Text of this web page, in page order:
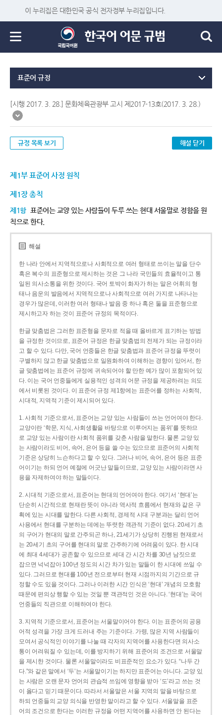
이 누리집은 대한민국 공식 전자정부 누리집입니다.
표준어 규정
[시행 2017. 3. 28.] 문화체육관광부 고시 제2017-13호(2017. 3. 28.)
규정 목록 보기 해설 닫기
제1부 표준어 사정 원칙
제1장 총칙
제1항 표준어는 교양 있는 사람들이 두루 쓰는 현대 서울말로 정함을 원
칙으로 한다.
해설
한 나라 안에서 지역적으로나 사회적으로 여러 형태로 쓰이는 말을 단수
혹은 복수의 표준형으로 제시하는 것은 그 나라 국민들의 효율적이고 통
일된 의사소통을 위한 것이다. 국어 토박이 화자가 하는 말은 어휘의 형
태나 음운의 발음에서 지역적으로나 사회적으로 여러 가지로 나타나는
경우가 많은데, 이러한 여러 형태나 발음 중 하나 혹은 둘을 표준형으로
제시하고자 하는 것이 표준어 규정의 목적이다.
한글 맞춤법은 그러한 표준형을 문자로 적을 때 올바르게 표기하는 방법
을 규정한 것이므로, 표준어 규정은 한글 맞춤법의 전제가 되는 규정이라
고 할 수 있다. 다만, 국어 언중들은 한글 맞춤법과 표준어 규정을 뚜렷이
구별하지 않고 한글 맞춤법으로 일원화하여 이해하는 경향이 있어서, 한
글 맞춤법에는 표준어 규정에 귀속되어야 할 만한 예가 많이 포함되어 있
다. 이는 국어 언중들에게 실용적인 성격의 어문 규정을 제공하려는 의도
에서 비롯된 것이다. 이 표준어 규정 제1항에는 표준어를 정하는 사회적,
시대적, 지역적 기준이 제시되어 있다.
1. 사회적 기준으로서, 표준어는 교양 있는 사람들이 쓰는 언어여야 한다.
교양이란 ‘학문, 지식, 사회생활을 바탕으로 이루어지는 품위’를 뜻하므
로 교양 있는 사람이란 사회적 품위를 갖춘 사람을 말한다. 물론 교양 있
는 사람이라도 비어, 속어, 은어 등을 쓸 수는 있으므로 표준어의 사회적
기준은 상당히 느슨하다고 할 수 있다. 그러나 비어, 속어, 은어 등은 표준
어이기는 하되 언어 예절에 어긋난 말들이므로, 교양 있는 사람이라면 사
용을 자제하여야 하는 말들이다.
2. 시대적 기준으로서, 표준어는 현대의 언어여야 한다. 여기서 ‘현대’는
단순히 시간적으로 현재란 뜻이 아니라 역사적 흐름에서 현재와 같은 구
획에 있는 시대를 말한다. 다른 사회적, 경제적 시대 구분과는 달리 언어
사용에서 현대를 구분하는 데에는 뚜렷한 객관적 기준이 없다. 20세기 초
의 구어가 현대의 말로 간주되곤 하나, 21세기가 상당히 진행된 현재로서
는 20세기 초의 구어를 현대의 말로 간주하기에 어려움이 있다. 한 시대
에 최대 4세대가 공존할 수 있으므로 세대 간 시간 차를 30년 남짓으로
잡으면 넉넉잡아 100년 정도의 시간 차가 있는 말들이 한 시대에 쓰일 수
있다. 그러므로 현대를 100년 전으로부터 현재 시점까지의 기간으로 규
정할 수도 있을 것이다. 그러나 이러한 시간 인식은 ‘현대’ 개념의 모호함
때문에 편의상 행할 수 있는 것일 뿐 객관적인 것은 아니다. ‘현대’는 국어
언중들의 직관으로 이해하여야 한다.
3. 지역적 기준으로서, 표준어는 서울말이어야 한다. 이는 표준어의 공용
어적 성격을 가장 크게 드러내 주는 기준이다. 가령, 많은 지역 사람들이
모여서 공식적인 이야기를 나눌 때 각자의 지역어를 사용한다면 의사소
통이 어려워질 수 있는데, 이를 방지하기 위해 표준어의 조건으로 서울말
을 제시한 것이다. 물론 서울말이라도 비표준적인 요소가 있다. “나두 간
다.”와 같은 말에서 ‘두’는 서울말이기는 하지만 표준어는 아니다. 교양 있
는 사람은 오랜 문자 언어의 관습적 쓰임에 영향을 받아 ‘도’라고 쓰는 것
이 옳다고 믿기 때문이다. 따라서 서울말은 서울 지역의 말을 바탕으로
하되 언중들의 교양 의식을 반영한 말이라고 할 수 있다. 서울말을 표준
어의 조건으로 한다는 이러한 규정을 어떤 지역어를 사용하면 안 된다는